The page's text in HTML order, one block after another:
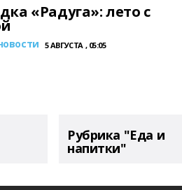
«Радуга»: лето с
5 АВГУСТА , 05:05
Рубрика "Еда и
напитки"